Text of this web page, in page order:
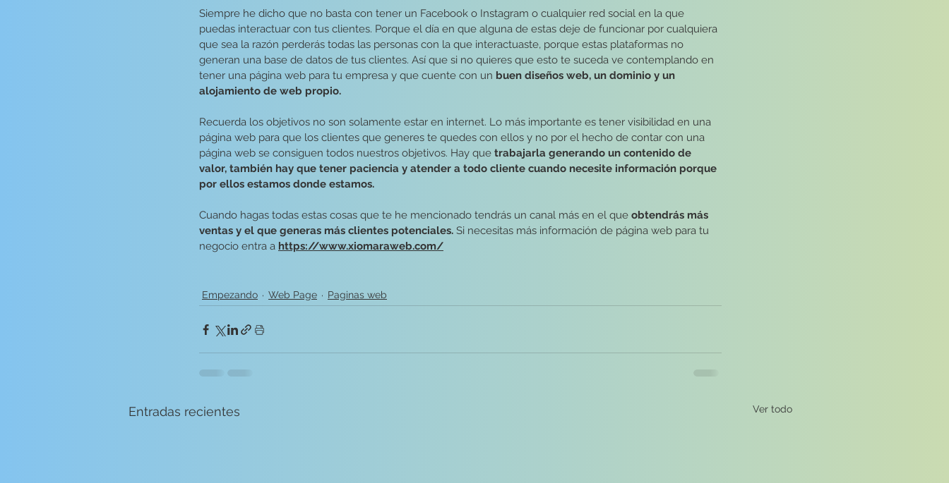
Siempre he dicho que no basta con tener un Facebook o Instagram o cualquier red social en la que
puedas interactuar con tus clientes. Porque el día en que alguna de estas deje de funcionar por cualquiera
que sea la razón perderás todas las personas con la que interactuaste, porque estas plataformas no
generan una base de datos de tus clientes. Así que si no quieres que esto te suceda ve contemplando en
tener una página web para tu empresa y que cuente con un buen diseños web, un dominio y un
alojamiento de web propio.
Recuerda los objetivos no son solamente estar en internet. Lo más importante es tener visibilidad en una
página web para que los clientes que generes te quedes con ellos y no por el hecho de contar con una
página web se consiguen todos nuestros objetivos. Hay que trabajarla generando un contenido de
valor, también hay que tener paciencia y atender a todo cliente cuando necesite información porque
por ellos estamos donde estamos.
Cuando hagas todas estas cosas que te he mencionado tendrás un canal más en el que obtendrás más
ventas y el que generas más clientes potenciales. Si necesitas más información de página web para tu
negocio entra a https://www.xiomaraweb.com/
Empezando Web Page Paginas web
Entradas recientes Ver todo